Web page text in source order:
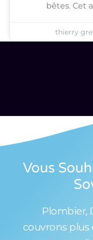
bêtes. Cet
thierry
Vous
Plombier,
couvrons plus